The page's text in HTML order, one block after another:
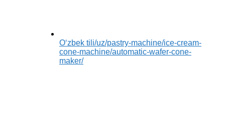
Oʻzbek tili/uz/pastry-machine/ice-cream-
cone-machine/automatic-wafer-cone-
maker/